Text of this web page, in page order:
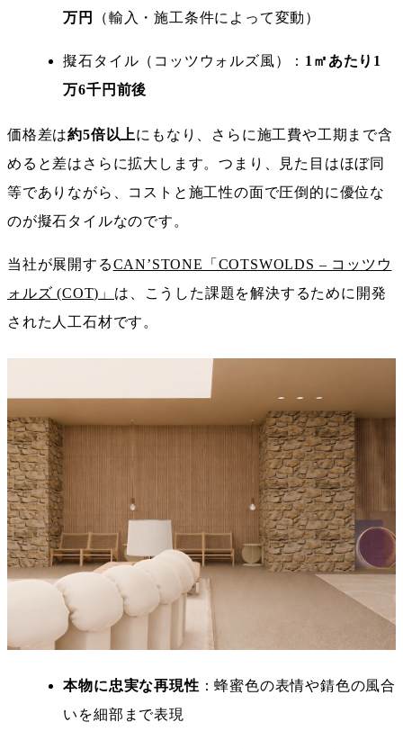
万円 （輸入・施工条件によって変動）
擬石タイル（コッツウォルズ風）： 1㎡あたり1
万6千円前後
価格差は約5倍以上にもなり、さらに施工費や工期まで含
めると差はさらに拡大します。つまり、見た目はほぼ同
等でありながら、コストと施工性の面で圧倒的に優位な
のが擬石タイルなのです。
当社が展開するCAN’STONE「COTSWOLDS – コッツウ
ォルズ (COT)」 は、こうした課題を解決するために開発
された人工石材です。
本物に忠実な再現性 ：蜂蜜色の表情や錆色の風合
いを細部まで表現